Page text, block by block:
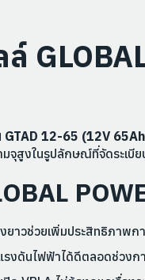
ล์
GTAD 12-65 (12V
จุสูงในรูปลักษณ์ที่จัดระเบีย
ยาวช่วยเพิ่มประสิทธิภาพก
งดันไฟฟ้าได้ดีตลอดช่วงก